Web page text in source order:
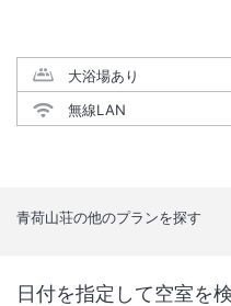
大浴場あり
無線LAN
青荷山荘の他のプランを探す
日付を指定して空室を